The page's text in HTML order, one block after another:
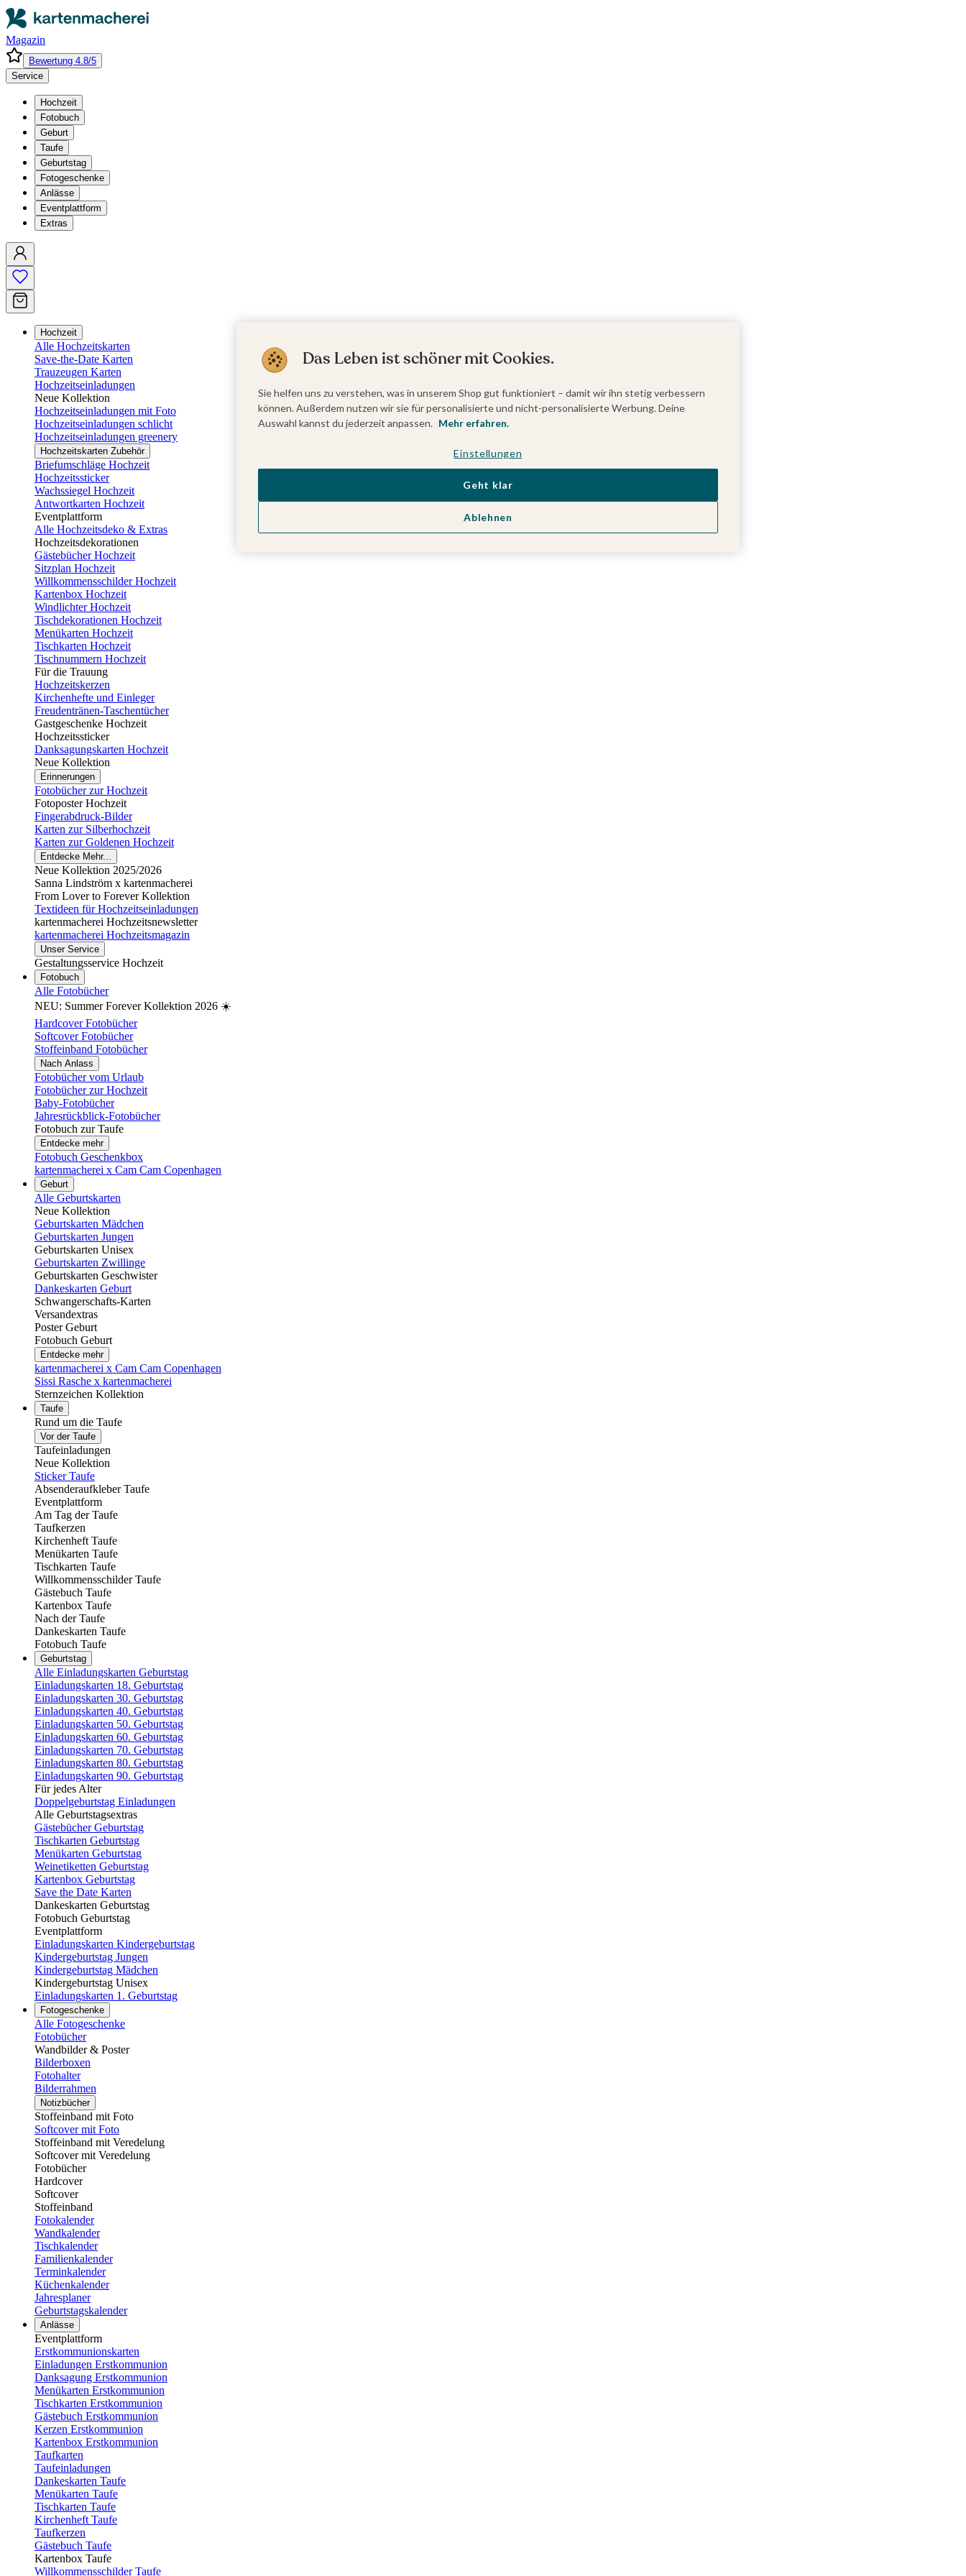
Magazin
Bewertung 4.8/5
Service
Hochzeit
Fotobuch
Geburt
Taufe
Geburtstag
Fotogeschenke
Anlässe
Eventplattform
Extras
Hochzeit
Alle Hochzeitskarten
Save-the-Date Karten
Trauzeugen Karten
Hochzeitseinladungen
Neue Kollektion
Hochzeitseinladungen mit Foto
Hochzeitseinladungen schlicht
Hochzeitseinladungen greenery
Hochzeitskarten Zubehör
Briefumschläge Hochzeit
Hochzeitssticker
Wachssiegel Hochzeit
Antwortkarten Hochzeit
Eventplattform
Alle Hochzeitsdeko & Extras
Hochzeitsdekorationen
Gästebücher Hochzeit
Sitzplan Hochzeit
Willkommensschilder Hochzeit
Kartenbox Hochzeit
Windlichter Hochzeit
Tischdekorationen Hochzeit
Menükarten Hochzeit
Tischkarten Hochzeit
Tischnummern Hochzeit
Für die Trauung
Hochzeitskerzen
Kirchenhefte und Einleger
Freudentränen-Taschentücher
Gastgeschenke Hochzeit
Hochzeitssticker
Danksagungskarten Hochzeit
Neue Kollektion
Erinnerungen
Fotobücher zur Hochzeit
Fotoposter Hochzeit
Fingerabdruck-Bilder
Karten zur Silberhochzeit
Karten zur Goldenen Hochzeit
Entdecke Mehr...
Neue Kollektion 2025/2026
Sanna Lindström x kartenmacherei
From Lover to Forever Kollektion
Textideen für Hochzeitseinladungen
kartenmacherei Hochzeitsnewsletter
kartenmacherei Hochzeitsmagazin
Unser Service
Gestaltungsservice Hochzeit
Fotobuch
Alle Fotobücher
NEU: Summer Forever Kollektion 2026 ☀️
Hardcover Fotobücher
Softcover Fotobücher
Stoffeinband Fotobücher
Nach Anlass
Fotobücher vom Urlaub
Fotobücher zur Hochzeit
Baby-Fotobücher
Jahresrückblick-Fotobücher
Fotobuch zur Taufe
Entdecke mehr
Fotobuch Geschenkbox
kartenmacherei x Cam Cam Copenhagen
Geburt
Alle Geburtskarten
Neue Kollektion
Geburtskarten Mädchen
Geburtskarten Jungen
Geburtskarten Unisex
Geburtskarten Zwillinge
Geburtskarten Geschwister
Dankeskarten Geburt
Schwangerschafts-Karten
Versandextras
Poster Geburt
Fotobuch Geburt
Entdecke mehr
kartenmacherei x Cam Cam Copenhagen
Sissi Rasche x kartenmacherei
Sternzeichen Kollektion
Taufe
Rund um die Taufe
Vor der Taufe
Taufeinladungen
Neue Kollektion
Sticker Taufe
Absenderaufkleber Taufe
Eventplattform
Am Tag der Taufe
Taufkerzen
Kirchenheft Taufe
Menükarten Taufe
Tischkarten Taufe
Willkommensschilder Taufe
Gästebuch Taufe
Kartenbox Taufe
Nach der Taufe
Dankeskarten Taufe
Fotobuch Taufe
Geburtstag
Alle Einladungskarten Geburtstag
Einladungskarten 18. Geburtstag
Einladungskarten 30. Geburtstag
Einladungskarten 40. Geburtstag
Einladungskarten 50. Geburtstag
Einladungskarten 60. Geburtstag
Einladungskarten 70. Geburtstag
Einladungskarten 80. Geburtstag
Einladungskarten 90. Geburtstag
Für jedes Alter
Doppelgeburtstag Einladungen
Alle Geburtstagsextras
Gästebücher Geburtstag
Tischkarten Geburtstag
Menükarten Geburtstag
Weinetiketten Geburtstag
Kartenbox Geburtstag
Save the Date Karten
Dankeskarten Geburtstag
Fotobuch Geburtstag
Eventplattform
Einladungskarten Kindergeburtstag
Kindergeburtstag Jungen
Kindergeburtstag Mädchen
Kindergeburtstag Unisex
Einladungskarten 1. Geburtstag
Fotogeschenke
Alle Fotogeschenke
Fotobücher
Wandbilder & Poster
Bilderboxen
Fotohalter
Bilderrahmen
Notizbücher
Stoffeinband mit Foto
Softcover mit Foto
Stoffeinband mit Veredelung
Softcover mit Veredelung
Fotobücher
Hardcover
Softcover
Stoffeinband
Fotokalender
Wandkalender
Tischkalender
Familienkalender
Terminkalender
Küchenkalender
Jahresplaner
Geburtstagskalender
Anlässe
Eventplattform
Erstkommunionskarten
Einladungen Erstkommunion
Danksagung Erstkommunion
Menükarten Erstkommunion
Tischkarten Erstkommunion
Gästebuch Erstkommunion
Kerzen Erstkommunion
Kartenbox Erstkommunion
Taufkarten
Taufeinladungen
Dankeskarten Taufe
Menükarten Taufe
Tischkarten Taufe
Kirchenheft Taufe
Taufkerzen
Gästebuch Taufe
Kartenbox Taufe
Willkommensschilder Taufe
Das Leben ist schöner mit Cookies.
Sie helfen uns zu verstehen, was in unserem Shop gut funktioniert – damit wir ihn stetig verbessern
können. Außerdem nutzen wir sie für personalisierte und nicht-personalisierte Werbung. Deine
Auswahl kannst du jederzeit anpassen. Mehr erfahren.
Einstellungen
Ablehnen
Geht klar